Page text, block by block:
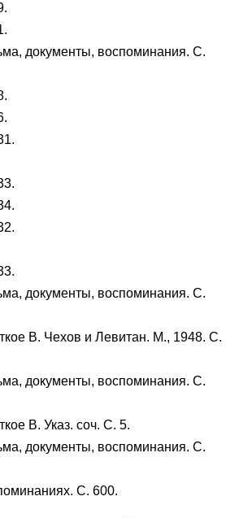
документы, воспоминания. С.
документы, воспоминания. С.
В. Чехов и Левитан. М., 1948. С.
документы, воспоминания. С.
В. Указ. соч. С. 5.
документы, воспоминания. С.
С. 600.